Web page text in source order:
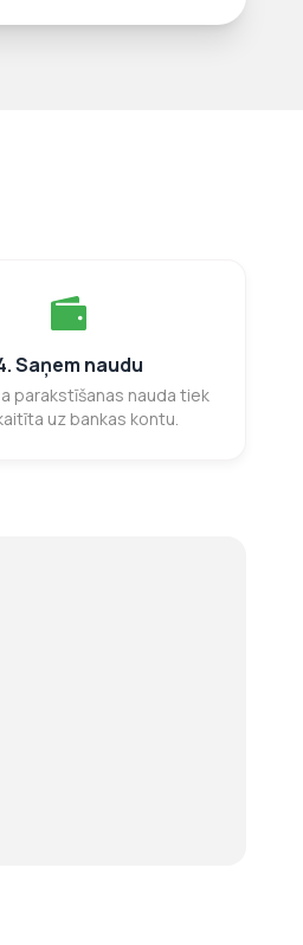
Saņem naudu
parakstīšanas nauda tiek
uz bankas kontu.